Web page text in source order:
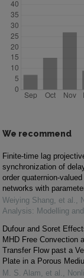
We recommend
Finite-time lag
synchronization of
order quaternion-valued
networks with
Weiying Shang, et al. ,
Analysis: Modelling
Dufour and Soret
MHD Free Convection
Transfer Flow past a
Plate in a Porous
M. S. Alam, et al. ,